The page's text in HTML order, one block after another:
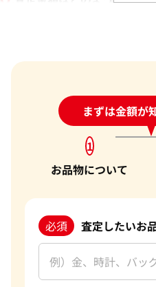
売却するか悩んでいるので
1点からでも査定できます
まずは金額が
24時間受付中!問
1
お品物について
必須 査定したいお